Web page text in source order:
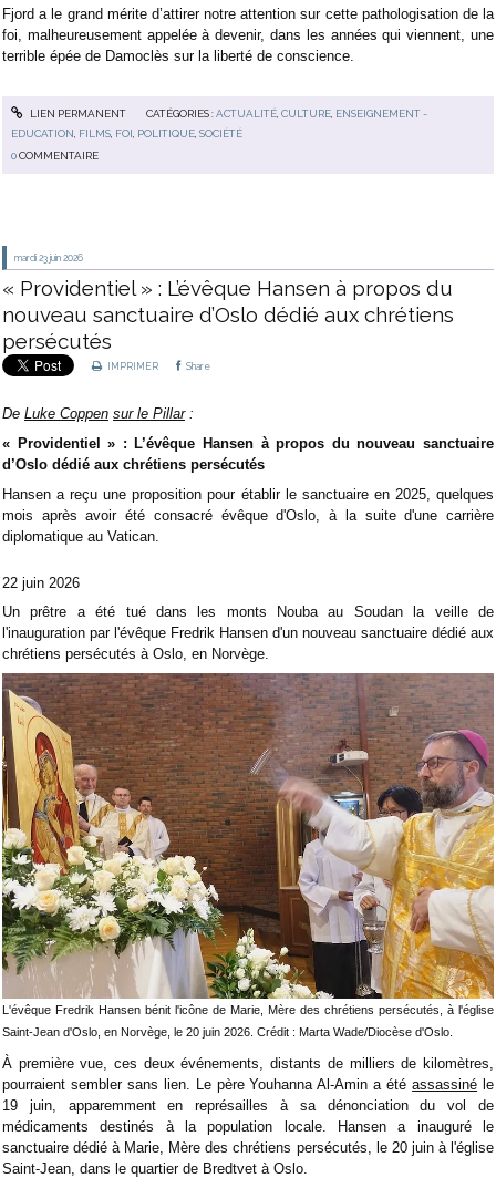
Fjord a le grand mérite d’atti­rer notre atten­tion sur cette patho­lo­gi­sa­tion de la
foi, mal­heu­reu­se­ment appe­lée à deve­nir, dans les années qui viennent, une
ter­rible épée de Damo­clès sur la liberté de conscience.
LIEN PERMANENT CATÉGORIES :ACTUALITÉ, CULTURE, ENSEIGNEMENT -
EDUCATION, FILMS, FOI, POLITIQUE,SOCIÉTÉ
0COMMENTAIRE
mardi 23 juin 2026
« Providentiel » : L’évêque Hansen à propos du
nouveau sanctuaire d’Oslo dédié aux chrétiens
persécutés
IMPRIMER Share
De Luke Coppen sur le Pillar:
« Providentiel » : L’évêque Hansen à propos du nouveau sanctuaire
d’Oslo dédié aux chrétiens persécutés
Hansen a reçu une proposition pour établir le sanctuaire en 2025, quelques
mois après avoir été consacré évêque d'Oslo, à la suite d'une carrière
diplomatique au Vatican.
22 juin 2026
Un prêtre a été tué dans les monts Nouba au Soudan la veille de
l'inauguration par l'évêque Fredrik Hansen d'un nouveau sanctuaire dédié aux
chrétiens persécutés à Oslo, en Norvège.
L'évêque Fredrik Hansen bénit l'icône de Marie, Mère des chrétiens persécutés, à l'église
Saint-Jean d'Oslo, en Norvège, le 20 juin 2026. Crédit : Marta Wade/Diocèse d'Oslo.
À première vue, ces deux événements, distants de milliers de kilomètres,
pourraient sembler sans lien. Le père Youhanna Al-Amin a étéassassiné le
19 juin, apparemment en représailles à sa dénonciation du vol de
médicaments destinés à la population locale. Hansen a inauguré le
sanctuaire dédié à Marie, Mère des chrétiens persécutés, le 20 juin à l'église
Saint-Jean, dans le quartier de Bredtvet à Oslo.